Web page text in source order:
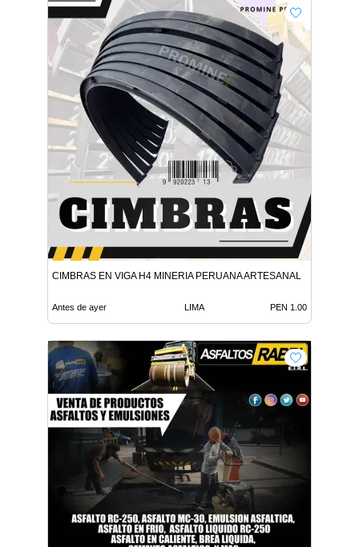
CIMBRAS EN VIGA H4 MINERIA PERUANA ARTESANAL
Antes de ayer LIMA PEN 1.00